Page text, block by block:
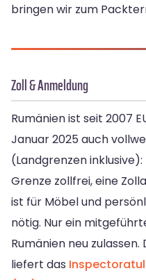
bringen wir zum
Zoll & Anmeldung
Rumänien ist seit 2007
Januar 2025 auch
(Landgrenzen
Grenze zollfrei, eine
ist für Möbel und
nötig. Nur ein
Rumänien neu
liefert das